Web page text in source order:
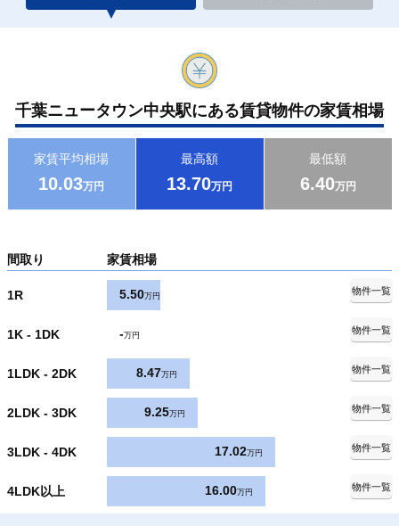
千葉ニュータウン中央駅にある賃貸物件の家賃相場
家賃平均相場
10.03万円
最高額
13.70万円
最低額
6.40万円
間取り 家賃相場
1R 5.50万円
物件一覧
1K - 1DK -万円
物件一覧
1LDK - 2DK 8.47万円
物件一覧
2LDK - 3DK 9.25万円
物件一覧
3LDK - 4DK 17.02万円
物件一覧
4LDK以上 16.00万円
物件一覧